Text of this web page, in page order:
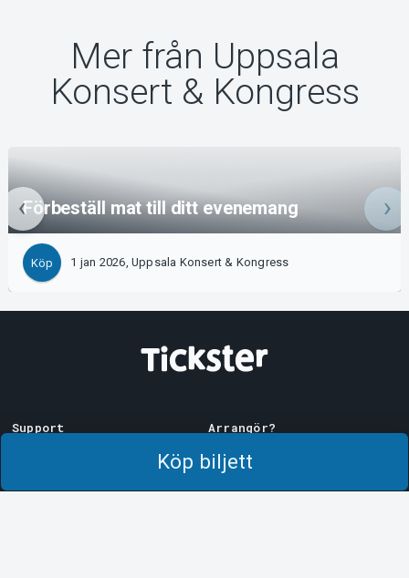
Köp biljett
Mer från Uppsala
Konsert & Kongress
Förbeställ mat till ditt evenemang
Köp 1 jan 2026, Uppsala Konsert & Kongress
Support
Arrangör?
Logga in i Manager